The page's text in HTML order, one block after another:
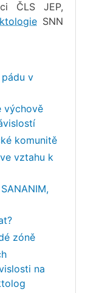
ČLS JEP,
SNN
v
výchově
komunitě
vztahu k
zóně
na